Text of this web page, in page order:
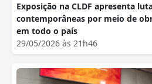
Exposição na CLDF apresenta
contemporâneas por meio de
em todo o país
29/05/2026 às 21h46